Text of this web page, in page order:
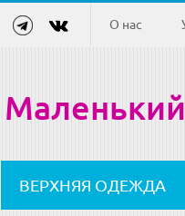
О нас
ВЕРХНЯЯ ОДЕЖДА